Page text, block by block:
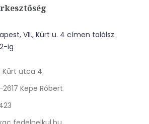
VII., Kürt u. 4 címen találsz
ig
Kürt utca 4.
Kepe Róbert